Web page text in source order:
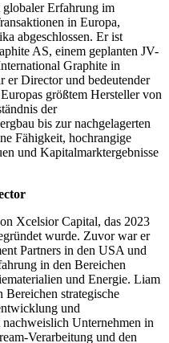
Erfahrung im
in Europa,
abgeschlossen. Er ist
AS, einem geplanten JV-
Graphite in
er Director und bedeutender
größtem Hersteller von
der
bis zur nachgelagerten
Fähigkeit, hochrangige
und Kapitalmarktergebnisse
Xcelsior Capital, das 2023
wurde. Zuvor war er
Partners in den USA und
in den Bereichen
und Energie. Liam
strategische
und
Unternehmen in
Verarbeitung und den